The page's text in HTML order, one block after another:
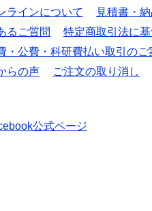
ラインについて
見積書・
るご質問
特定商取引法に
・公費・科研費払い取引のご
らの声 ご注文の取り消し
公式ページ